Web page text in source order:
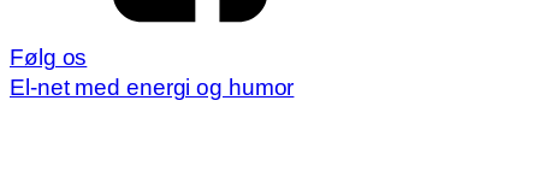
Følg os
El-net med energi og humor